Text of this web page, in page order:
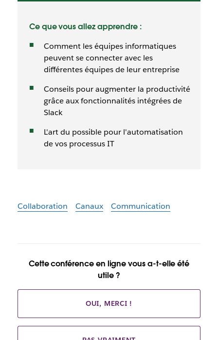
Ce que vous allez apprendre :
Comment les équipes informatiques
peuvent se connecter avec les
différentes équipes de leur entreprise
Conseils pour augmenter la productivité
grâce aux fonctionnalités intégrées de
Slack
L'art du possible pour l'automatisation
de vos processus IT
Collaboration Canaux Communication
Cette conférence en ligne vous a-t-elle été
utile ?
OUI, MERCI !